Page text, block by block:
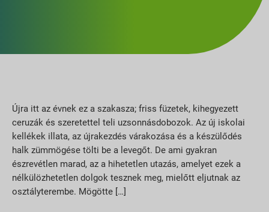
Újra itt az évnek ez a szakasza; friss füzetek, kihegyezett
ceruzák és szeretettel teli uzsonnásdobozok. Az új iskolai
kellékek illata, az újrakezdés várakozása és a készülődés
halk zümmögése tölti be a levegőt. De ami gyakran
észrevétlen marad, az a hihetetlen utazás, amelyet ezek a
nélkülözhetetlen dolgok tesznek meg, mielőtt eljutnak az
osztályterembe. Mögötte […]